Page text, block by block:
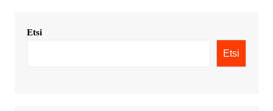
KimonicRisse :
Etsi
Etsi